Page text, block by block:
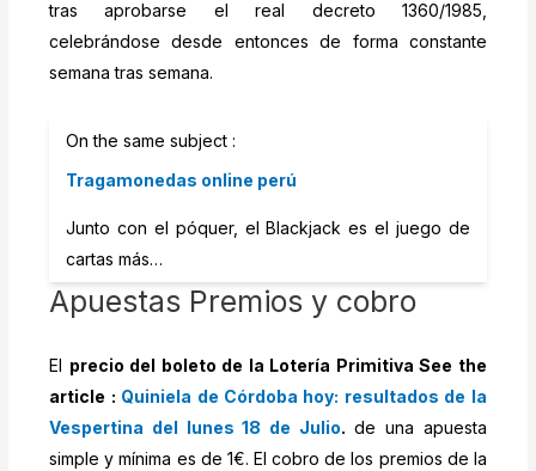
tras aprobarse el real decreto 1360/1985,
celebrándose desde entonces de forma constante
semana tras semana.
On the same subject :
Tragamonedas online perú
Junto con el póquer, el Blackjack es el juego de
cartas más…
Apuestas Premios y cobro
El precio del boleto de la Lotería Primitiva See the
article : Quiniela de Córdoba hoy: resultados de la
Vespertina del lunes 18 de Julio. de una apuesta
simple y mínima es de 1€. El cobro de los premios de la